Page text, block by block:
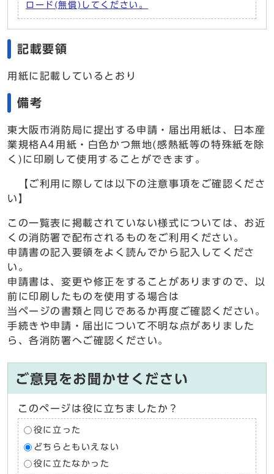
ロード(無償)してください。
記載要領
用紙に記載しているとおり
備考
東大阪市消防局に提出する申請・届出用紙は、日本産
業規格A4用紙・白色かつ無地(感熱紙等の特殊紙を除
く)に印刷して使用することができます。
【ご利用に際しては以下の注意事項をご確認くださ
い】
この一覧表に掲載されていない様式については、お近
くの消防署で配布されるものをご利用ください。
申請書の記入要領をよく読んでから記入してくださ
い。
申請書は、変更や修正をすることがありますので、以
前に印刷したものを使用する場合は
当ページの書類と同じであるか再度ご確認ください。
手続きや申請・届出について不明な点がありました
ら、各消防署へご確認ください。
ご意見をお聞かせください
このページは役に立ちましたか？
役に立った
どちらともいえない
役に立たなかった